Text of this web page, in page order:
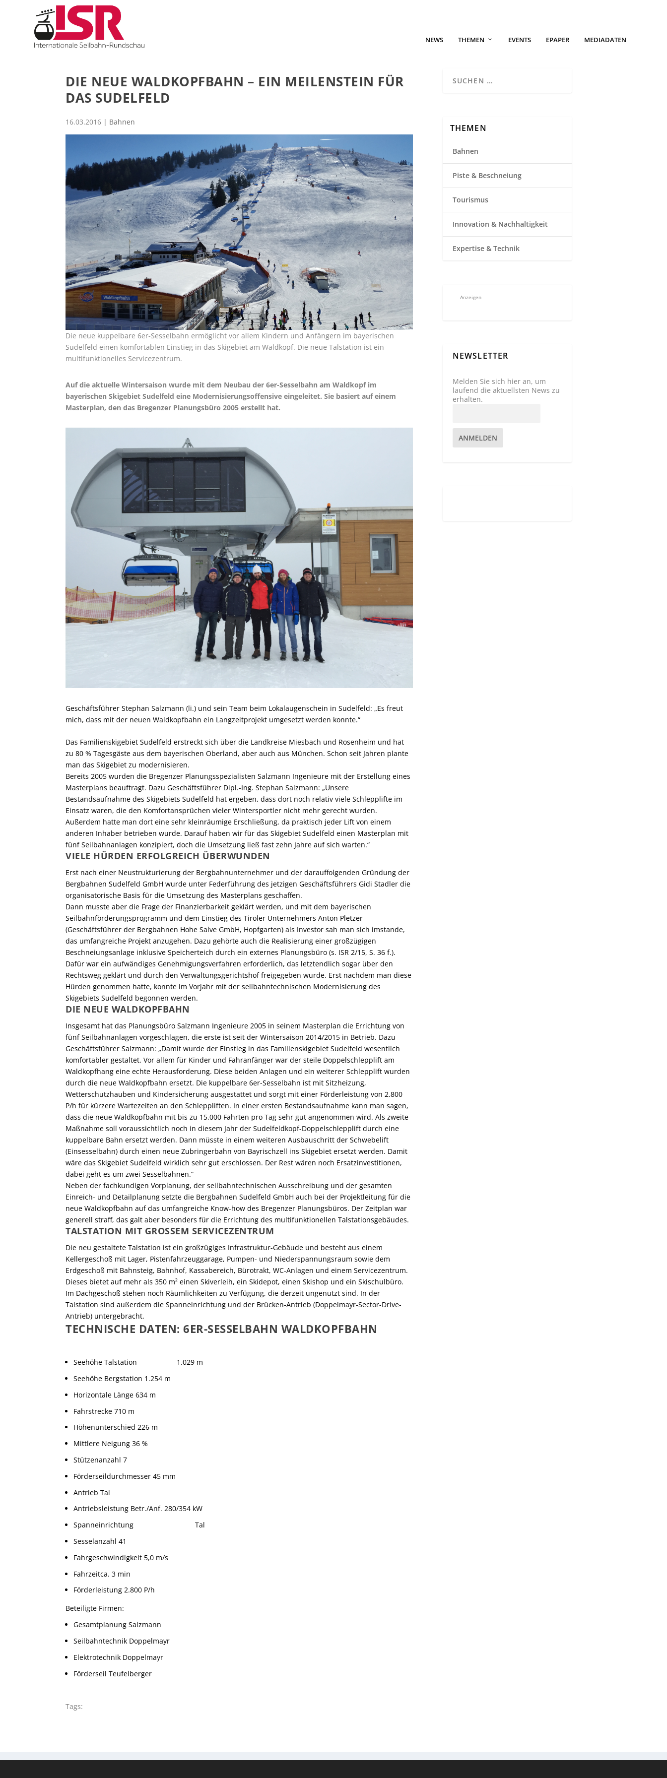
NEWS THEMEN EVENTS EPAPER MEDIADATEN
DIE NEUE WALDKOPFBAHN – EIN MEILENSTEIN FÜR
DAS SUDELFELD
16.03.2016 | Bahnen
Die neue kuppelbare 6er-Sesselbahn ermöglicht vor allem Kindern und Anfängern im bayerischen
Sudelfeld einen komfortablen Einstieg in das Skigebiet am Waldkopf. Die neue Talstation ist ein
multifunktionelles Servicezentrum.
Auf die aktuelle Wintersaison wurde mit dem Neubau der 6er-Sessel­bahn am Waldkopf im
bayerischen Skigebiet Sudelfeld eine Modernisierungsoffensive eingeleitet. Sie basiert auf einem
Masterplan, den das Bregenzer Planungsbüro 2005 erstellt hat.
Geschäftsführer Stephan Salzmann (li.) und sein Team beim Lokalaugenschein in Sudelfeld: „Es freut
mich, dass mit der neuen Waldkopfbahn ein Langzeitprojekt umgesetzt werden konnte.“
Das Familienskigebiet Sudelfeld erstreckt sich über die Landkreise Miesbach und Rosenheim und hat
zu 80 % Tagesgäste aus dem bayerischen Oberland, aber auch aus München. Schon seit Jahren plante
man das Skigebiet zu modernisieren.
Bereits 2005 wurden die Bregenzer Planungsspezialisten Salzmann Ingenieure mit der Erstellung eines
Masterplans beauftragt. Dazu Geschäftsführer Dipl.-Ing. Stephan Salzmann: „Unsere
Bestandsaufnahme des Skigebiets Sudelfeld hat ergeben, dass dort noch relativ viele Schlepplifte im
Einsatz waren, die den Komfortansprüchen vieler Wintersportler nicht mehr gerecht wurden.
Außerdem hatte man dort eine sehr kleinräumige Erschließung, da praktisch jeder Lift von einem
anderen Inhaber betrieben wurde. Darauf haben wir für das Skigebiet Sudelfeld einen Masterplan mit
fünf Seilbahnanlagen konzipiert, doch die Umsetzung ließ fast zehn Jahre auf sich warten.“
VIELE HÜRDEN ERFOLGREICH ÜBERWUNDEN
Erst nach einer Neustrukturierung der Bergbahnunternehmer und der darauffolgenden Gründung der
Berg­bahnen Sudelfeld GmbH wurde unter Federführung des jetzigen Geschäftsführers Gidi Stadler die
organisatorische Basis für die Umsetzung des Masterplans geschaffen.
Dann musste aber die Frage der Finanzierbarkeit geklärt werden, und mit dem bayerischen
Seilbahnförderungsprogramm und dem Einstieg des Tiroler Unternehmers Anton Pletzer
(Geschäftsführer der Bergbahnen Hohe Salve GmbH, Hopfgarten) als Investor sah man sich imstande,
das umfangreiche Projekt anzugehen. Dazu gehörte auch die Realisierung einer großzügigen
Beschneiungsanlage inklusive Speicherteich durch ein externes Planungsbüro (s. ISR 2/15, S. 36 f.).
Dafür war ein aufwändiges Genehmigungsverfahren erforderlich, das letztendlich sogar über den
Rechtsweg geklärt und durch den Verwaltungsgerichtshof freigegeben wurde. Erst nachdem man diese
Hürden genommen hatte, konnte im Vorjahr mit der seilbahntechnischen Modernisierung des
Skigebiets Sudelfeld begonnen werden.
DIE NEUE WALDKOPFBAHN
Insgesamt hat das Planungsbüro Salzmann Ingenieure 2005 in seinem Masterplan die Errichtung von
fünf Seilbahnanlagen vorgeschlagen, die erste ist seit der Wintersaison 2014/2015 in Betrieb. Dazu
Geschäftsführer Salzmann: „Damit wurde der Einstieg in das Familienskigebiet Sudelfeld wesentlich
komfortabler gestaltet. Vor allem für Kinder und Fahranfänger war der steile Doppelschlepplift am
Waldkopfhang eine echte Herausforderung. Diese beiden Anlagen und ein weiterer Schlepplift wurden
durch die neue Waldkopfbahn ersetzt. Die kuppelbare 6er-Sesselbahn ist mit Sitzheizung,
Wetterschutzhauben und Kindersicherung ausgestattet und sorgt mit einer Förderleistung von 2.800
P/h für kürzere Wartezeiten an den Schleppliften. In einer ersten Bestandsaufnahme kann man sagen,
dass die neue Waldkopfbahn mit bis zu 15.000 Fahrten pro Tag sehr gut angenommen wird. Als zweite
Maßnahme soll voraussichtlich noch in diesem Jahr der Sudelfeldkopf-Doppelschlepplift durch eine
kuppelbare Bahn ersetzt werden. Dann müsste in ­einem weiteren Ausbauschritt der Schwebelift
(Einsesselbahn) durch einen neue Zubringerbahn von Bayrischzell ins Skigebiet ersetzt werden. Damit
wäre das Skigebiet Sudelfeld wirklich sehr gut erschlossen. Der Rest wären noch Ersatzinvestitionen,
dabei geht es um zwei Sesselbahnen.“
Neben der fachkundigen Vorplanung, der seilbahntechnischen Ausschreibung und der gesamten
Einreich- und Detailplanung setzte die Bergbahnen Sudelfeld GmbH auch bei der Projektleitung für die
neue Waldkopfbahn auf das umfangreiche Know-how des Bregenzer Planungsbüros. Der Zeitplan war
generell straff, das galt aber besonders für die Errichtung des multifunktionellen Talstationsgebäudes.
TALSTATION MIT GROSSEM SERVICEZENTRUM
Die neu gestaltete Talstation ist ein großzügiges Infrastruktur-Gebäude und besteht aus einem
Kellergeschoß mit Lager, Pistenfahrzeuggarage, Pumpen- und Niederspannungsraum sowie dem
Erdgeschoß mit Bahnsteig, Bahnhof, Kassabereich, Bürotrakt, WC-Anlagen und einem Servicezentrum.
Dieses bietet auf mehr als 350 m² einen Skiverleih, ein Skidepot, ­einen Skishop und ein Skischul­büro.
Im Dachgeschoß stehen noch Räumlichkeiten zu Verfügung, die derzeit ungenutzt sind. In der
Talstation sind außerdem die Spanneinrichtung und der Brücken-Antrieb (Doppelmayr-Sector-Drive-
Antrieb) untergebracht.
TECHNISCHE DATEN: 6ER-SESSELBAHN WALDKOPFBAHN
Seehöhe Talstation 1.029 m
Seehöhe Bergstation 1.254 m
Horizontale Länge 634 m
Fahrstrecke 710 m
Höhenunterschied 226 m
Mittlere Neigung 36 %
Stützenanzahl 7
Förderseildurchmesser 45 mm
Antrieb Tal
Antriebsleistung Betr./Anf. 280/354 kW
Spanneinrichtung Tal
Sesselanzahl 41
Fahrgeschwindigkeit 5,0 m/s
Fahrzeitca. 3 min
Förderleistung 2.800 P/h
Beteiligte Firmen:
Gesamtplanung Salzmann
Seilbahntechnik Doppelmayr
Elektrotechnik Doppelmayr
Förderseil Teufelberger
Tags:
THEMEN
Bahnen
Piste & Beschneiung
Tourismus
Innovation & Nachhaltigkeit
Expertise & Technik
Anzeigen
NEWSLETTER
Melden Sie sich hier an, um
laufend die aktuellsten News zu
erhalten.
ANMELDEN